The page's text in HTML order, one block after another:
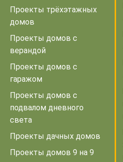
Проекты трёхэтажных
домов
Проекты домов с
верандой
Проекты домов с
гаражом
Проекты домов с
подвалом дневного
света
Проекты дачных домов
Проекты домов 9 на 9